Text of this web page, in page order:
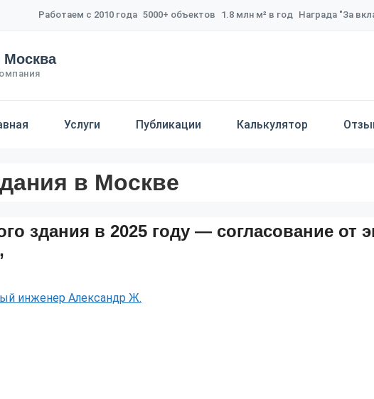
Работаем с 2010 года 5000+ объектов 1.8 млн м² в год Награда "За
Москва
Услуги Публикации Калькулятор
в Москве
здания в 2025 году — согласование от
инженер Александр Ж.